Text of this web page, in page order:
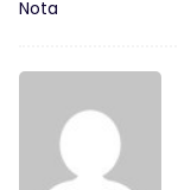
Nota